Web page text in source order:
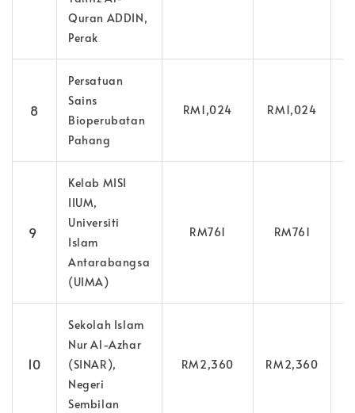
Quran ADDIN,
Perak
8
Persatuan
Sains
Bioperubatan
Pahang
RM1,024 RM1,024
9
Kelab MISI
IIUM,
Universiti
Islam
Antarabangsa
(UIMA)
RM761 RM761
10
Sekolah Islam
Nur Al-Azhar
(SINAR),
Negeri
Sembilan
RM2,360 RM2,360